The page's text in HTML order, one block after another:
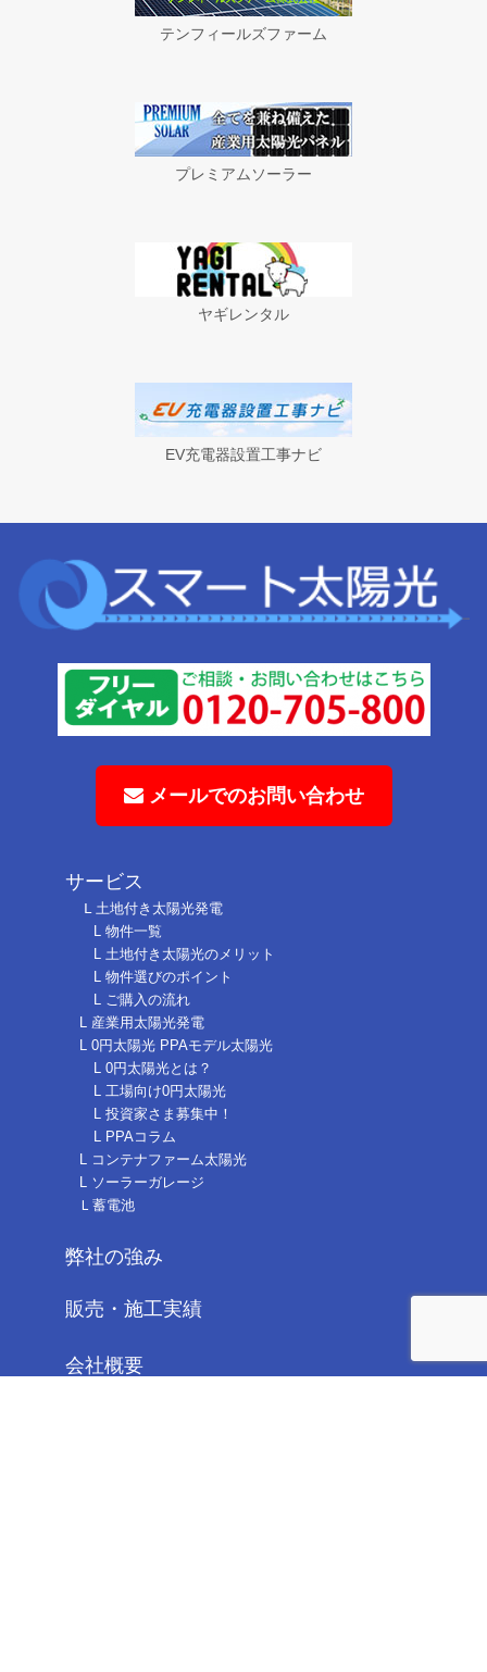
テンフィールズファーム
プレミアムソーラー
ヤギレンタル
EV充電器設置工事ナビ
メールでのお問い合わせ
サービス
Ⅼ 土地付き太陽光発電
L 物件一覧
L 土地付き太陽光のメリット
L 物件選びのポイント
L ご購入の流れ
L 産業用太陽光発電
L 0円太陽光 PPAモデル太陽光
L 0円太陽光とは？
L 工場向け0円太陽光
L 投資家さま募集中！
L PPAコラム
L コンテナファーム太陽光
L ソーラーガレージ
Ｌ蓄電池
弊社の強み
販売・施工実績
会社概要